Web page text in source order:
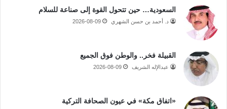
السعودية… حين تتحول القوة إلى صناعة للسلام
د. أحمد بن حسن الشهري 2026-08-09
القبيلة فخر.. والوطن فوق الجميع
عبدالإله الشريف 2026-08-09
«اتفاق مكة» في عيون الصحافة التركية